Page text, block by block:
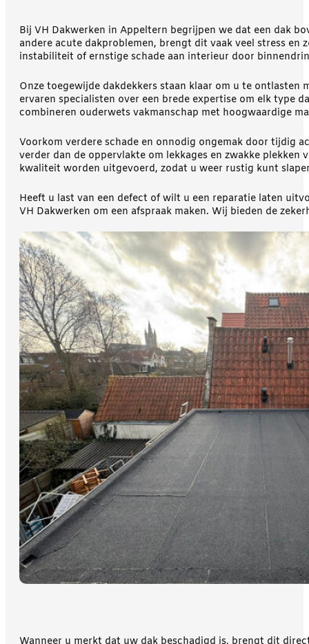
Bij VH Dakwerken in Appeltern begrijpen we dat een dak
andere acute dakproblemen, brengt dit vaak veel stress
instabiliteit of ernstige schade aan interieur door
Onze toegewijde dakdekkers staan klaar om u te
ervaren specialisten over een brede expertise om elk type
combineren ouderwets vakmanschap met hoogwaardige
Voorkom verdere schade en onnodig ongemak door tijdig
verder dan de oppervlakte om lekkages en zwakke
kwaliteit worden uitgevoerd, zodat u weer rustig kunt
Heeft u last van een defect of wilt u een reparatie laten
VH Dakwerken om een afspraak maken. Wij bieden de